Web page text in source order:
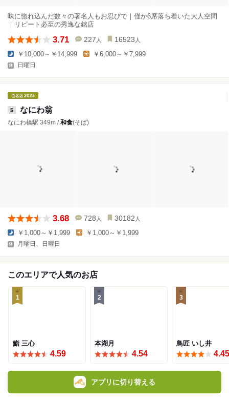
味に惚れ込んだ数々の著名人もお忍びで｜僅か6席落ち着いた大人空間
｜リピート必至の秀逸な銘店
3.71 227 人 16523 人
￥10,000～￥14,999 ￥6,000～￥7,999
日曜日
5 なにわ翁
なにわ橋駅 349m /和食(そば)
3.68 728 人 30182 人
￥1,000～￥1,999 ￥1,000～￥1,999
月曜日、日曜日
このエリアで人気のお店
1
鮨 三心
4.59
2
本湖月
4.54
3
鳥匠 いし井
4.45
アプリに切り替える